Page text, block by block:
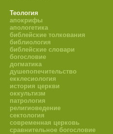
Теология
апокрифы
апологетика
библейские толкования
библиология
библейские словари
богословие
догматика
душепопечительство
екклесиология
история церкви
оккультизм
патрология
религиоведение
сектология
современная церковь
сравнительное богословие